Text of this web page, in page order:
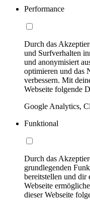
Performance
Durch das
und Surfverhalten
und anonymisiert
optimieren und das
verbessern. Mit
Webseite folgende
Google Analytics,
Funktional
Durch das
grundlegenden
bereitstellen und dir
Webseite
dieser Webseite